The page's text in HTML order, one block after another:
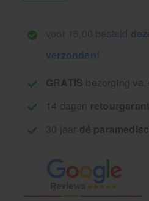
voor 15.00 besteld
verzonden!
GRATIS bezorging
14 dagen
30 jaar dé